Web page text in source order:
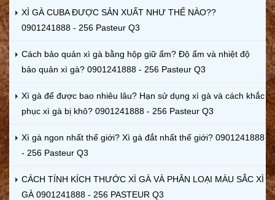
XÌ GÀ CUBA ĐƯỢC SẢN XUẤT NHƯ THẾ NÀO??
0901241888 - 256 Pasteur Q3
Cách bảo quản xì gà bằng hộp giữ ẩm? Độ ẩm và nhiệt độ
bảo quản xì gà? 0901241888 - 256 Pasteur Q3
Xì gà để được bao nhiêu lâu? Hạn sử dụng xì gà và cách khắc
phục xì gà bị khô? 0901241888 - 256 Pasteur Q3
Xì gà ngon nhất thế giới? Xì gà đắt nhất thế giới? 0901241888
- 256 Pasteur Q3
CÁCH TÍNH KÍCH THƯỚC XÌ GÀ VÀ PHÂN LOẠI MÀU SẮC XÌ
GÀ 0901241888 - 256 PASTEUR Q3